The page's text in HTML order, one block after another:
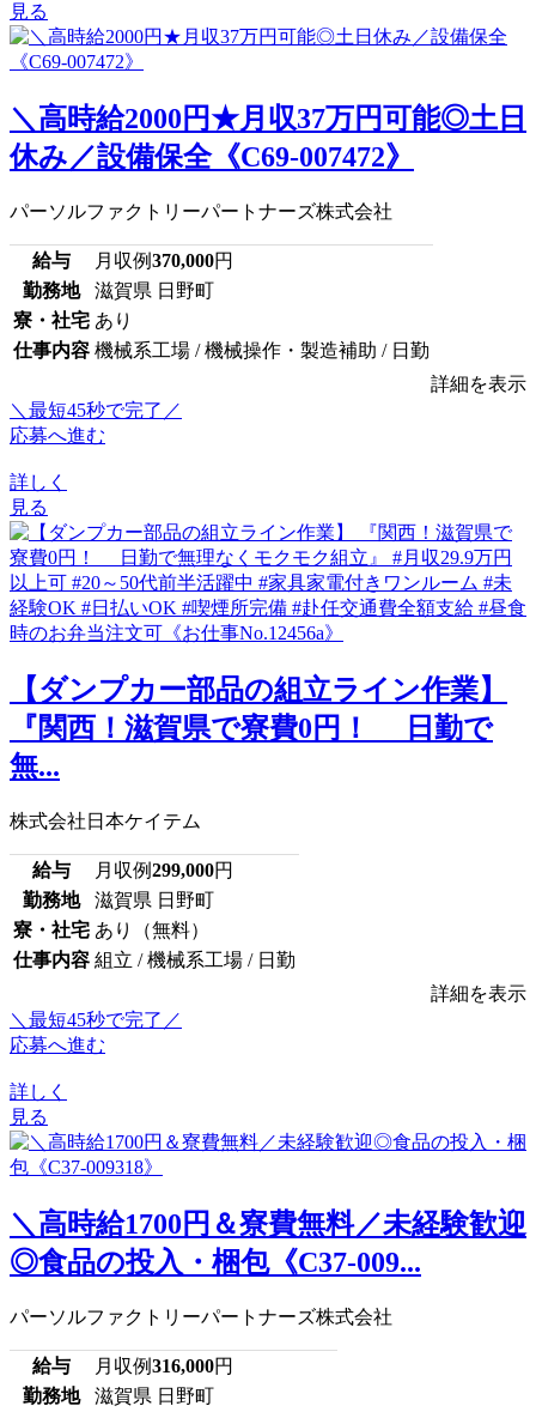
見る
＼高時給2000円★月収37万円可能◎土日
休み／設備保全《C69-007472》
パーソルファクトリーパートナーズ株式会社
給与 月収例370,000円
勤務地
滋賀県 日野町
寮・社宅 あり
仕事内容 機械系工場 / 機械操作・製造補助 / 日勤
詳細を表示
＼最短45秒で完了／
応募へ進む
詳しく
見る
【ダンプカー部品の組立ライン作業】
『関西！滋賀県で寮費0円！ 日勤で
無...
株式会社日本ケイテム
給与 月収例299,000円
勤務地
滋賀県 日野町
寮・社宅 あり（無料）
仕事内容 組立 / 機械系工場 / 日勤
詳細を表示
＼最短45秒で完了／
応募へ進む
詳しく
見る
＼高時給1700円＆寮費無料／未経験歓迎
◎食品の投入・梱包《C37-009...
パーソルファクトリーパートナーズ株式会社
給与 月収例316,000円
勤務地
滋賀県 日野町